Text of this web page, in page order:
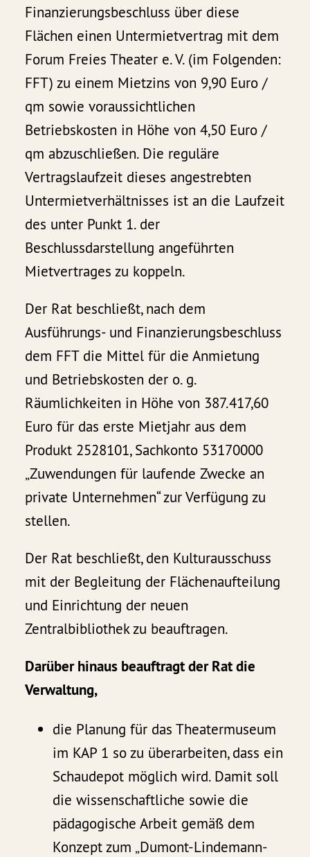
Finanzierungsbeschluss über diese
Flächen einen Untermietvertrag mit dem
Forum Freies Theater e. V. (im Folgenden:
FFT) zu einem Mietzins von 9,90 Euro /
qm sowie voraussichtlichen
Betriebskosten in Höhe von 4,50 Euro /
qm abzuschließen. Die reguläre
Vertragslaufzeit dieses angestrebten
Untermietverhältnisses ist an die Laufzeit
des unter Punkt 1. der
Beschlussdarstellung angeführten
Mietvertrages zu koppeln.
Der Rat beschließt, nach dem
Ausführungs- und Finanzierungsbeschluss
dem FFT die Mittel für die Anmietung
und Betriebskosten der o. g.
Räumlichkeiten in Höhe von 387.417,60
Euro für das erste Mietjahr aus dem
Produkt 2528101, Sachkonto 53170000
„Zuwendungen für laufende Zwecke an
private Unternehmen“ zur Verfügung zu
stellen.
Der Rat beschließt, den Kulturausschuss
mit der Begleitung der Flächenaufteilung
und Einrichtung der neuen
Zentralbibliothek zu beauftragen.
Darüber hinaus beauftragt der Rat die
Verwaltung,
die Planung für das Theatermuseum
im KAP 1 so zu überarbeiten, dass ein
Schaudepot möglich wird. Damit soll
die wissenschaftliche sowie die
pädagogische Arbeit gemäß dem
Konzept zum „Dumont-Lindemann-